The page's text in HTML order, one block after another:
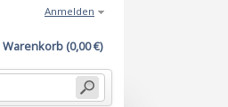
Warenkorb (0,00 €)
Anmelden